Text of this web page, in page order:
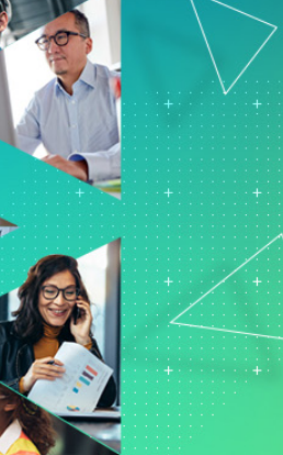
按职能/角色
信息技术
供应链
客户服务和联系中心
人力资源
营销数据分析
研发